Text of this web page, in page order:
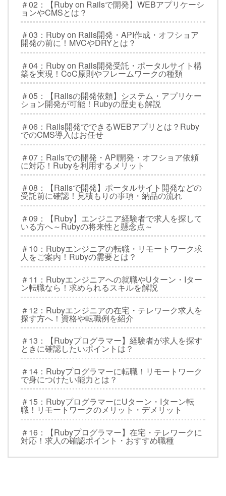
＃02：【Ruby on Railsで開発】WEBアプリケーシ
ョンやCMSとは？
＃03：Ruby on Rails開発・API作成・オフショア
開発の前に！MVCやDRYとは？
＃04：Ruby on Rails開発受託・ポータルサイト構
築を実現！CoC原則やフレームワークの種類
＃05：【Railsの開発依頼】システム・アプリケー
ション開発が可能！Rubyの歴史も解説
＃06：Rails開発でできるWEBアプリとは？Ruby
でのCMS導入はお任せ
＃07：Railsでの開発・API開発・オフショア依頼
に対応！Rubyを利用するメリット
＃08：【Railsで開発】ポータルサイト開発などの
受託前に確認！見積もりの事項・納品の流れ
＃09：【Ruby】エンジニア経験者で求人を探して
いる方へ～Rubyの将来性と懸念点～
＃10：Rubyエンジニアの転職・リモートワーク求
人をご案内！Rubyの需要とは？
＃11：Rubyエンジニアへの就職やUターン・Iター
ン転職なら！求められるスキルを解説
＃12：Rubyエンジニアの在宅・テレワーク求人を
探す方へ！資格や転職例を紹介
＃13：【Rubyプログラマー】経験者が求人を探す
ときに確認したいポイントは？
＃14：Rubyプログラマーに転職！リモートワーク
で身につけたい能力とは？
＃15：RubyプログラマーにUターン・Iターン転
職！リモートワークのメリット・デメリット
＃16：【Rubyプログラマー】在宅・テレワークに
対応！求人の確認ポイント・おすすめ職種